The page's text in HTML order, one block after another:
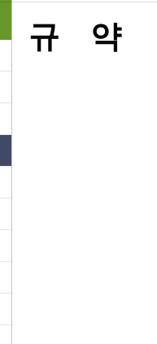
규 약